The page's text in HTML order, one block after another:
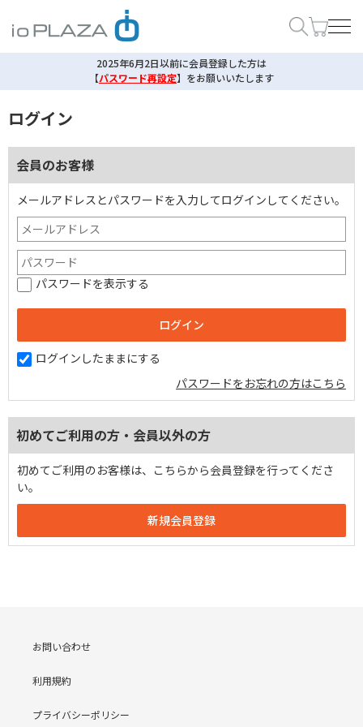
2025年6月2日以前に会員登録した方は
【パスワード再設定】 をお願いいたします
ログイン
会員のお客様
メールアドレスとパスワードを入力してログインしてください。
パスワードを表示する
ログインしたままにする
パスワードをお忘れの方はこちら
初めてご利用の方・会員以外の方
初めてご利用のお客様は、こちらから会員登録を行ってくださ
い。
お問い合わせ
利用規約
プライバシーポリシー